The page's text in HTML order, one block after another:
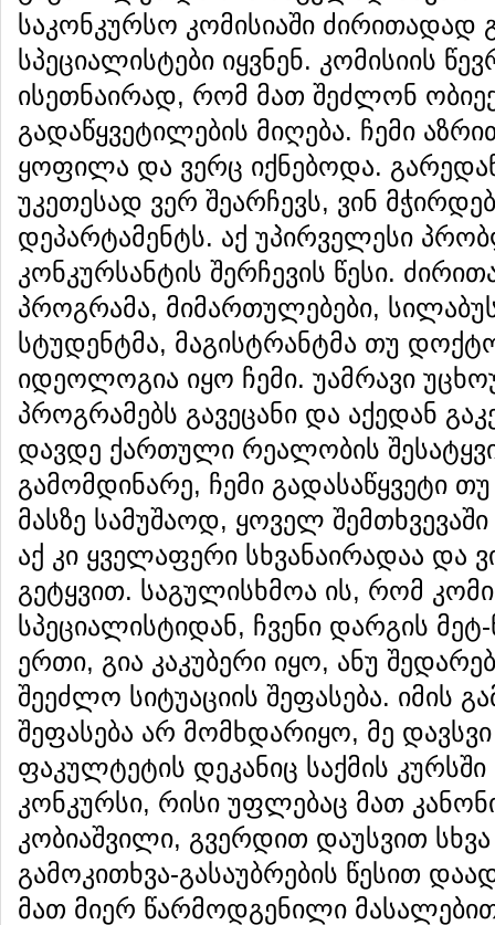
საკონკურსო კომისიაში ძირითადად
სპეციალისტები იყვნენ. კომისიის
ისეთნაირად, რომ მათ შეძლონ
გადაწყვეტილების მიღება. ჩემი
ყოფილა და ვერც იქნებოდა.
უკეთესად ვერ შეარჩევს, ვინ
დეპარტამენტს. აქ უპირველესი
კონკურსანტის შერჩევის წესი.
პროგრამა, მიმართულებები,
სტუდენტმა, მაგისტრანტმა თუ
იდეოლოგია იყო ჩემი. უამრავი
პროგრამებს გავეცანი და აქედან
დავდე ქართული რეალობის
გამომდინარე, ჩემი გადასაწყვეტი
მასზე სამუშაოდ, ყოველ
აქ კი ყველაფერი სხვანაირადაა და
გეტყვით. საგულისხმოა ის, რომ
სპეციალისტიდან, ჩვენი დარგის
ერთი, გია კაკუბერი იყო, ანუ
შეეძლო სიტუაციის შეფასება. იმის
შეფასება არ მომხდარიყო, მე დავსვი
ფაკულტეტის დეკანიც საქმის კურსში
კონკურსი, რისი უფლებაც მათ
კობიაშვილი, გვერდით დაუსვით
გამოკითხვა-გასაუბრების წესით
მათ მიერ წარმოდგენილი